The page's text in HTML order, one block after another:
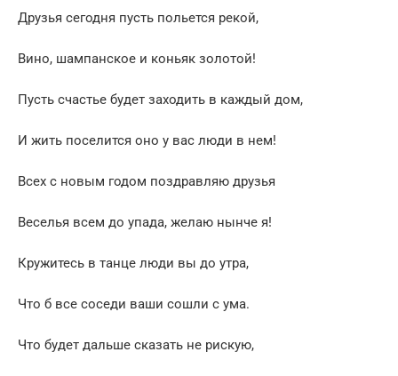
Друзья сегодня пусть польется рекой,
Вино, шампанское и коньяк золотой!
Пусть счастье будет заходить в каждый дом,
И жить поселится оно у вас люди в нем!
Всех с новым годом поздравляю друзья
Веселья всем до упада, желаю нынче я!
Кружитесь в танце люди вы до утра,
Что б все соседи ваши сошли с ума.
Что будет дальше сказать не рискую,